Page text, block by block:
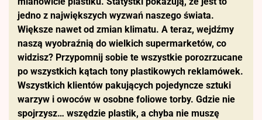
jedno z największych wyzwań naszego świata.
Większe nawet od zmian klimatu. A teraz, wejdźmy
naszą wyobraźnią do wielkich supermarketów, co
widzisz? Przypomnij sobie te wszystkie porozrzucane
po wszystkich kątach tony plastikowych reklamówek.
Wszystkich klientów pakujących pojedyncze sztuki
warzyw i owoców w osobne foliowe torby. Gdzie nie
spojrzysz… wszędzie plastik, a chyba nie muszę